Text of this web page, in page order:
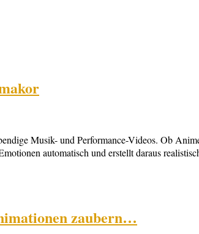
Musik- und Performance-Videos. Ob
automatisch und erstellt daraus
zaubern…